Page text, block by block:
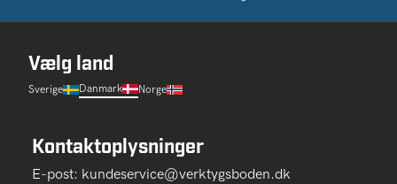
Vælg land
Sverige Danmark Norge
Kontaktoplysninger
E-post: kundeservice@verktygsboden.dk